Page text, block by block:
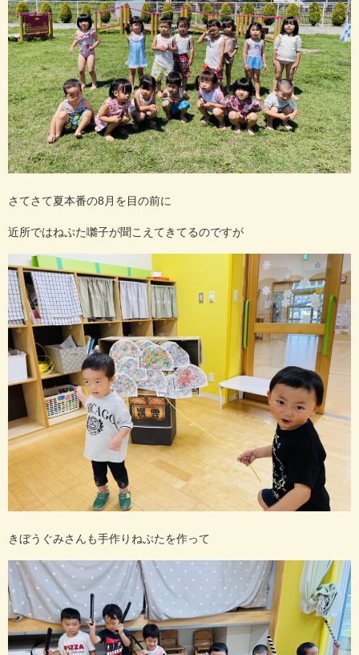
さてさて夏本番の8月を目の前に
近所ではねぷた囃子が聞こえてきてるのですが
きぼうぐみさんも手作りねぷたを作って